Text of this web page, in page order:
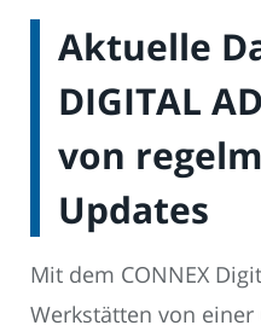
Aktuelle
DIGITAL
von
Updates
Mit dem CONNEX
Werkstätten von